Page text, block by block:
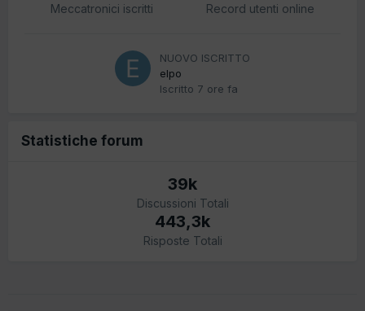
Meccatronici iscritti Record utenti online
NUOVO ISCRITTO
elpo
Iscritto 7 ore fa
Statistiche forum
39k
Discussioni Totali
443,3k
Risposte Totali